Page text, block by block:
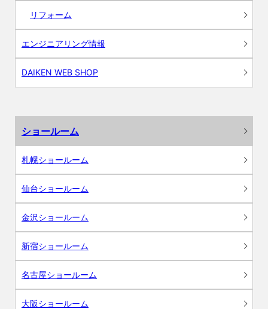
リフォーム
エンジニアリング情報
DAIKEN WEB SHOP
ショールーム
札幌ショールーム
仙台ショールーム
金沢ショールーム
新宿ショールーム
名古屋ショールーム
大阪ショールーム